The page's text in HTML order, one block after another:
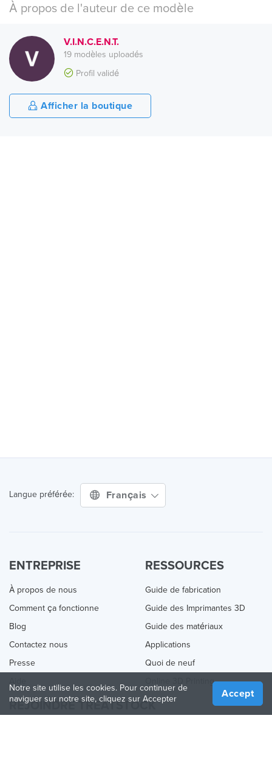
À propos de l'auteur de ce modèle
V.I.N.C.E.N.T.
19 modèles uploadés
Profil validé
Afficher la boutique
Langue préférée: Français
ENTREPRISE
À propos de nous
Comment ça fonctionne
Blog
Contactez nous
Presse
RESSOURCES
Guide de fabrication
Guide des Imprimantes 3D
Guide des matériaux
Applications
Quoi de neuf
Online 3D Printing
REJOINDRE TREATSTOCK
Notre site utilise les cookies. Pour continuer de
naviguer sur notre site, cliquez sur Accepter
Accept